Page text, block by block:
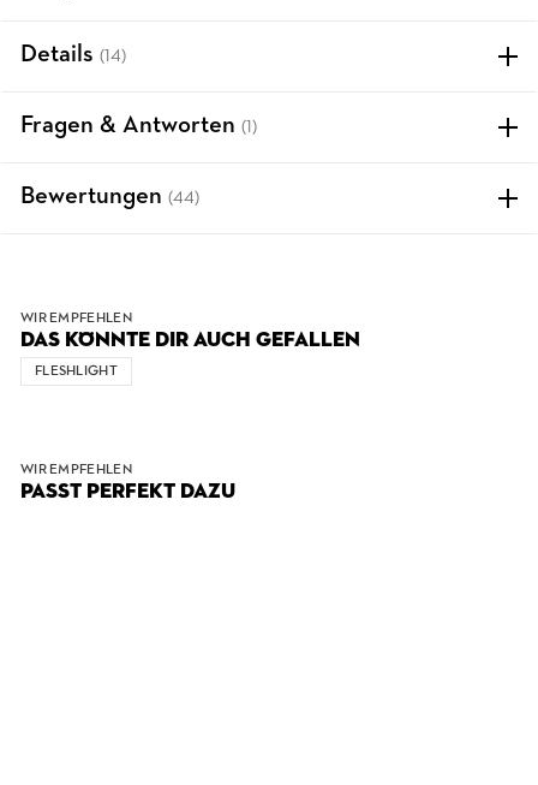
Details (14)
Fragen & Antworten (1)
Bewertungen (44)
WIR EMPFEHLEN
DAS KÖNNTE DIR AUCH GEFALLEN
FLESHLIGHT
WIR EMPFEHLEN
PASST PERFEKT DAZU